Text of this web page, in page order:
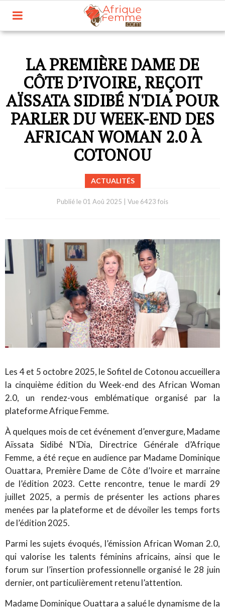
LA PREMIÈRE DAME DE
CÔTE D’IVOIRE, REÇOIT
AÏSSATA SIDIBÉ N'DIA POUR
PARLER DU WEEK-END DES
AFRICAN WOMAN 2.0 À
COTONOU
ACTUALITÉS
Publié le 01 Aoû 2025 Vue 6423 fois
Les 4 et 5 octobre 2025, le Sofitel de Cotonou accueillera
la cinquième édition du Week-end des African Woman
2.0, un rendez-vous emblématique organisé par la
plateforme Afrique Femme.
À quelques mois de cet événement d’envergure, Madame
Aïssata Sidibé N’Dia, Directrice Générale d’Afrique
Femme, a été reçue en audience par Madame Dominique
Ouattara, Première Dame de Côte d’Ivoire et marraine
de l’édition 2023. Cette rencontre, tenue le mardi 29
juillet 2025, a permis de présenter les actions phares
menées par la plateforme et de dévoiler les temps forts
de l’édition 2025.
Parmi les sujets évoqués, l’émission African Woman 2.0,
qui valorise les talents féminins africains, ainsi que le
forum sur l’insertion professionnelle organisé le 28 juin
dernier, ont particulièrement retenu l’attention.
Madame Dominique Ouattara a salué le dynamisme de la